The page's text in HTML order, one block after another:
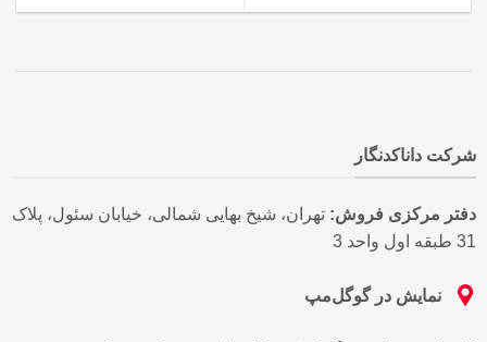
شرکت داناکدنگار
دفتر مرکزی فروش:تهران، شیخ بهایی شمالی، خیابان سئول، پلاک
31 طبقه اول واحد 3
نمایش در گوگل‌مپ